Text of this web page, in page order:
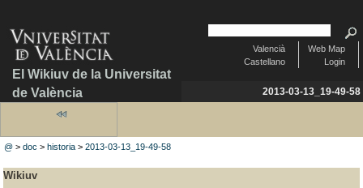
El Wikiuv de la Universitat
de València
Web Map
Login
Valencià
Castellano
2013-03-13_19-49-58
@ >doc >historia >2013-03-13_19-49-58
Wikiuv